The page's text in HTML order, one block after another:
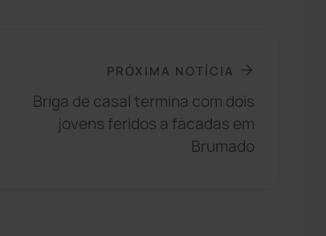
PRÓXIMA NOTÍCIA
Briga de casal termina com dois
jovens feridos a facadas em
Brumado